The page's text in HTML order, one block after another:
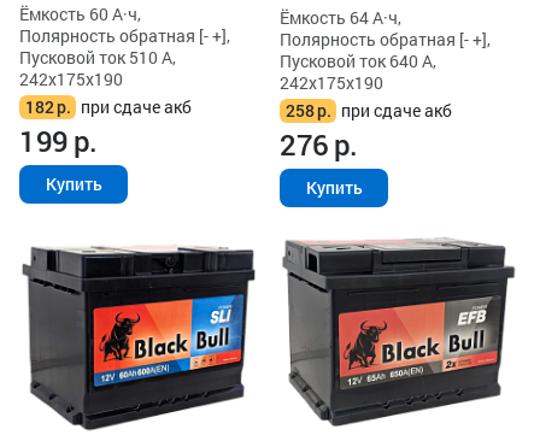
Ёмкость 60 А·ч,
Полярность обратная [- +],
Пусковой ток 510 А,
242x175x190
182р. при сдаче акб
199р.
Купить
Ёмкость 64 А·ч,
Полярность обратная [- +],
Пусковой ток 640 А,
242x175x190
258р. при сдаче акб
276р.
Купить